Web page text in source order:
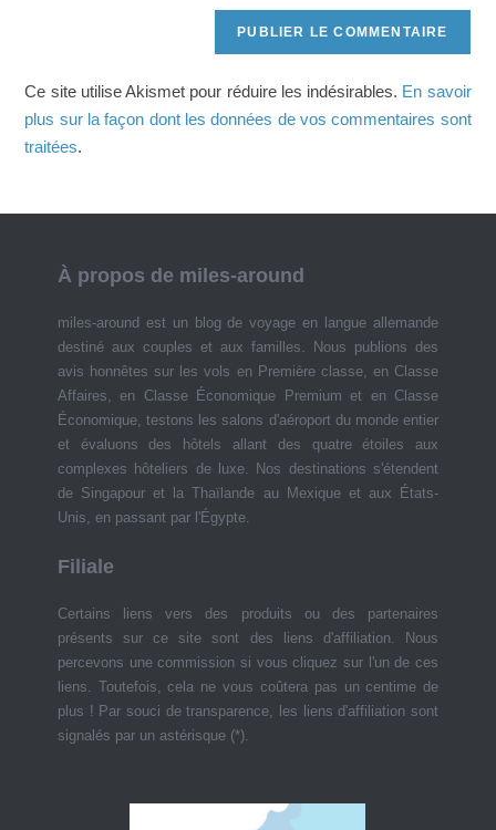
Ce site utilise Akismet pour réduire les indésirables. En savoir
plus sur la façon dont les données de vos commentaires sont
traitées.
À propos de miles-around
miles-around est un blog de voyage en langue allemande
destiné aux couples et aux familles. Nous publions des
avis honnêtes sur les vols en Première classe, en Classe
Affaires, en Classe Économique Premium et en Classe
Économique, testons les salons d'aéroport du monde entier
et évaluons des hôtels allant des quatre étoiles aux
complexes hôteliers de luxe. Nos destinations s'étendent
de Singapour et la Thaïlande au Mexique et aux États-
Unis, en passant par l'Égypte.
Filiale
Certains liens vers des produits ou des partenaires
présents sur ce site sont des liens d'affiliation. Nous
percevons une commission si vous cliquez sur l'un de ces
liens. Toutefois, cela ne vous coûtera pas un centime de
plus ! Par souci de transparence, les liens d'affiliation sont
signalés par un astérisque (*).